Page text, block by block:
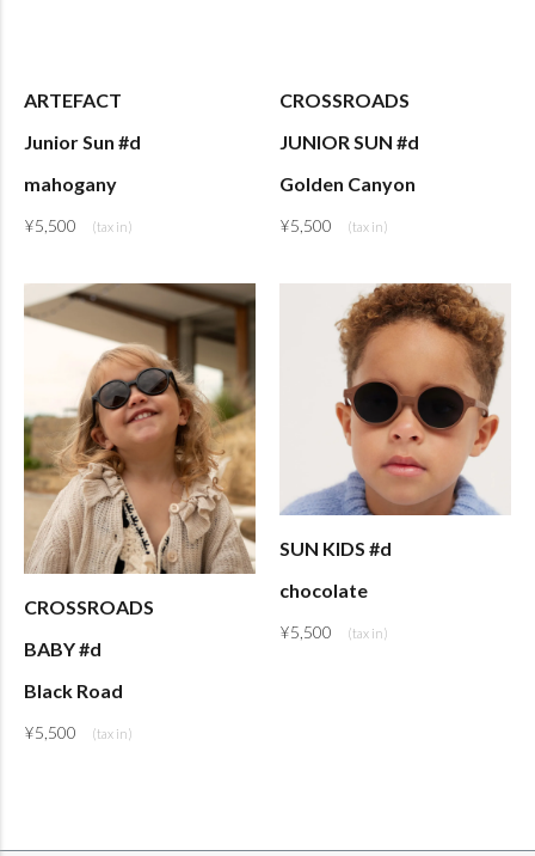
ARTEFACT
Junior Sun #d
mahogany
¥5,500
CROSSROADS
JUNIOR SUN #d
Golden Canyon
¥5,500
CROSSROADS
BABY #d
Black Road
¥5,500
SUN KIDS #d
chocolate
¥5,500